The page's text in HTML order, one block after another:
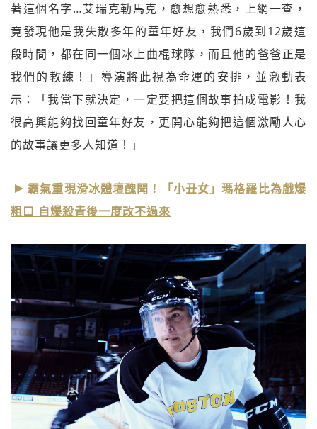
著這個名字…艾瑞克勒馬克，愈想愈熟悉，上網一查，
竟發現他是我失散多年的童年好友，我們6歲到12歲這
段時間，都在同一個冰上曲棍球隊，而且他的爸爸正是
我們的教練！」導演將此視為命運的安排，並激動表
示：「我當下就決定，一定要把這個故事拍成電影！我
很高興能夠找回童年好友，更開心能夠把這個激勵人心
的故事讓更多人知道！」
霸氣重現滑冰體壇醜聞！「小丑女」瑪格羅比為戲爆
粗口 自爆殺青後一度改不過來